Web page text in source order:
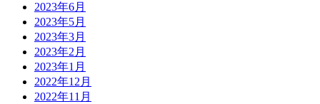
2023年6月
2023年5月
2023年3月
2023年2月
2023年1月
2022年12月
2022年11月